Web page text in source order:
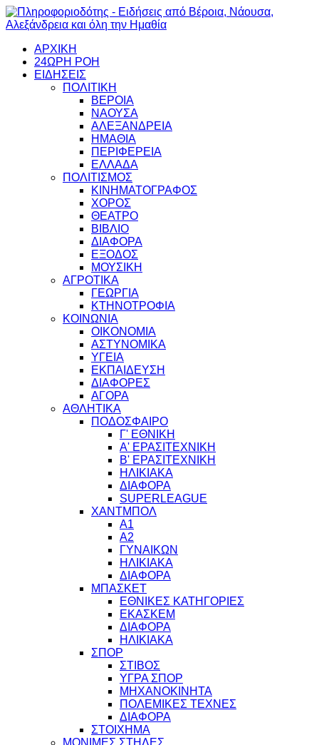
ΑΡΧΙΚΗ
24ΩΡΗ ΡΟΗ
ΕΙΔΗΣΕΙΣ
ΠΟΛΙΤΙΚΗ
ΒΕΡΟΙΑ
ΝΑΟΥΣΑ
ΑΛΕΞΑΝΔΡΕΙΑ
ΗΜΑΘΙΑ
ΠΕΡΙΦΕΡΕΙΑ
ΕΛΛΑΔΑ
ΠΟΛΙΤΙΣΜΟΣ
ΚΙΝΗΜΑΤΟΓΡΑΦΟΣ
ΧΟΡΟΣ
ΘΕΑΤΡΟ
ΒΙΒΛΙΟ
ΔΙΑΦΟΡΑ
ΕΞΟΔΟΣ
ΜΟΥΣΙΚΗ
ΑΓΡΟΤΙΚΑ
ΓΕΩΡΓΙΑ
ΚΤΗΝΟΤΡΟΦΙΑ
ΚΟΙΝΩΝΙΑ
ΟΙΚΟΝΟΜΙΑ
ΑΣΤΥΝΟΜΙΚΑ
ΥΓΕΙΑ
ΕΚΠΑΙΔΕΥΣΗ
ΔΙΑΦΟΡΕΣ
ΑΓΟΡΑ
ΑΘΛΗΤΙΚΑ
ΠΟΔΟΣΦΑΙΡΟ
Γ' ΕΘΝΙΚΗ
Α' ΕΡΑΣΙΤΕΧΝΙΚΗ
Β' ΕΡΑΣΙΤΕΧΝΙΚΗ
ΗΛΙΚΙΑΚΑ
ΔΙΑΦΟΡΑ
SUPERLEAGUE
ΧΑΝΤΜΠΟΛ
Α1
Α2
ΓΥΝΑΙΚΩΝ
ΗΛΙΚΙΑΚΑ
ΔΙΑΦΟΡΑ
ΜΠΑΣΚΕΤ
ΕΘΝΙΚΕΣ ΚΑΤΗΓΟΡΙΕΣ
ΕΚΑΣΚΕΜ
ΔΙΑΦΟΡΑ
ΗΛΙΚΙΑΚΑ
ΣΠΟΡ
ΣΤΙΒΟΣ
ΥΓΡΑ ΣΠΟΡ
ΜΗΧΑΝΟΚΙΝΗΤΑ
ΠΟΛΕΜΙΚΕΣ ΤΕΧΝΕΣ
ΔΙΑΦΟΡΑ
ΣΤΟΙΧΗΜΑ
ΜΟΝΙΜΕΣ ΣΤΗΛΕΣ